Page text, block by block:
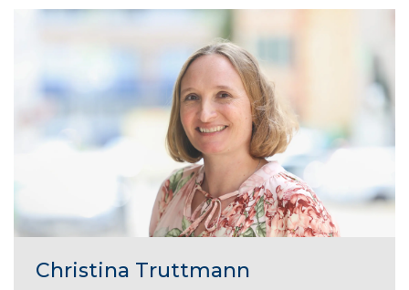
Christina Truttmann